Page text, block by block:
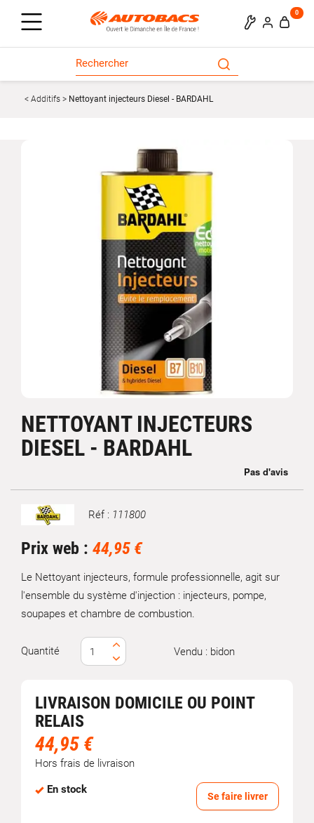
0
Additifs Nettoyant injecteurs Diesel - BARDAHL
NETTOYANT INJECTEURS
DIESEL - BARDAHL
Marque Réf : 111800
Prix web : 44,95 €
Le Nettoyant injecteurs, formule professionnelle, agit sur
l'ensemble du système d'injection : injecteurs, pompe,
soupapes et chambre de combustion.
Quantité Vendu : bidon
LIVRAISON DOMICILE OU POINT
RELAIS
44,95 €
Hors frais de livraison
En stock
Se faire livrer